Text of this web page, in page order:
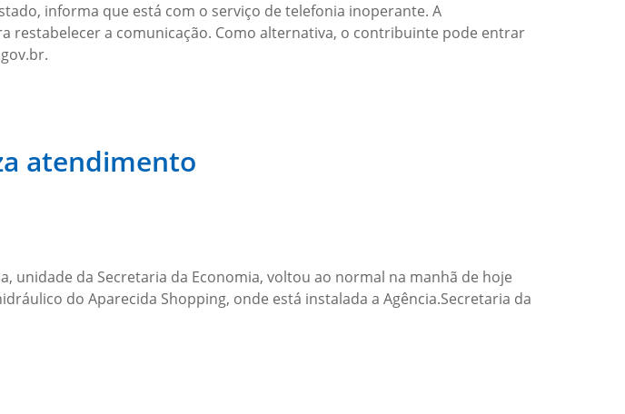
informa que está com o serviço de telefonia inoperante. A
restabelecer a comunicação. Como alternativa, o contribuinte pode entrar
atendimento
unidade da Secretaria da Economia, voltou ao normal na manhã de hoje
do Aparecida Shopping, onde está instalada a Agência.Secretaria da